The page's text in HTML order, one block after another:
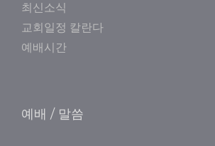
최신소식
교회일정 칼란다
예배시간
예배 / 말씀